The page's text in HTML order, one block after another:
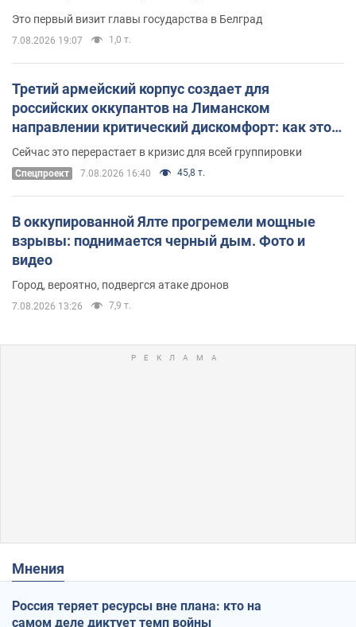
Это первый визит главы государства в Белград
7.08.2026 19:07 1,0 т.
Третий армейский корпус создает для
российских оккупантов на Лиманском
направлении критический дискомфорт: как это
удалось
Сейчас это перерастает в кризис для всей группировки
Спецпроект 7.08.2026 16:40 45,8 т.
В оккупированной Ялте прогремели мощные
взрывы: поднимается черный дым. Фото и
видео
Город, вероятно, подвергся атаке дронов
7.08.2026 13:26 7,9 т.
Мнения
Россия теряет ресурсы вне плана: кто на
самом деле диктует темп войны